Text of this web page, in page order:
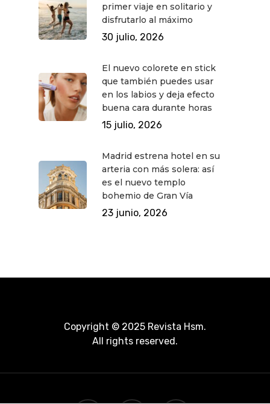
primer viaje en solitario y
disfrutarlo al máximo
30 julio, 2026
El nuevo colorete en stick
que también puedes usar
en los labios y deja efecto
buena cara durante horas
15 julio, 2026
Madrid estrena hotel en su
arteria con más solera: así
es el nuevo templo
bohemio de Gran Vía
23 junio, 2026
Copyright © 2025 Revista Hsm.
All rights reserved.